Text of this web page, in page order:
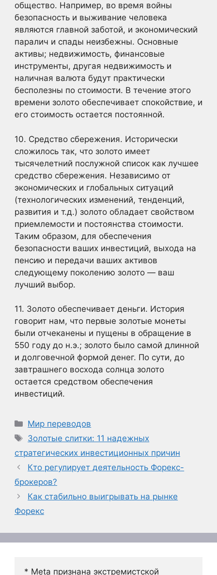
общество. Например, во время войны
безопасность и выживание человека
являются главной заботой, и экономический
паралич и спады неизбежны. Основные
активы; недвижимость, финансовые
инструменты, другая недвижимость и
наличная валюта будут практически
бесполезны по стоимости. В течение этого
времени золото обеспечивает спокойствие, и
его стоимость остается постоянной.
10. Средство сбережения. Исторически
сложилось так, что золото имеет
тысячелетний послужной список как лучшее
средство сбережения. Независимо от
экономических и глобальных ситуаций
(технологических изменений, тенденций,
развития и т.д.) золото обладает свойством
приемлемости и постоянства стоимости.
Таким образом, для обеспечения
безопасности ваших инвестиций, выхода на
пенсию и передачи ваших активов
следующему поколению золото — ваш
лучший выбор.
11. Золото обеспечивает деньги. История
говорит нам, что первые золотые монеты
были отчеканены и пущены в обращение в
550 году до н.э.; золото было самой длинной
и долговечной формой денег. По сути, до
завтрашнего восхода солнца золото
остается средством обеспечения
инвестиций.
Рубрики
Мир переводов
Метки
Золотые слитки: 11 надежных
стратегических инвестиционных причин
Кто регулирует деятельность Форекс-
брокеров?
Как стабильно выигрывать на рынке
Форекс
* Meta признана экстремистской